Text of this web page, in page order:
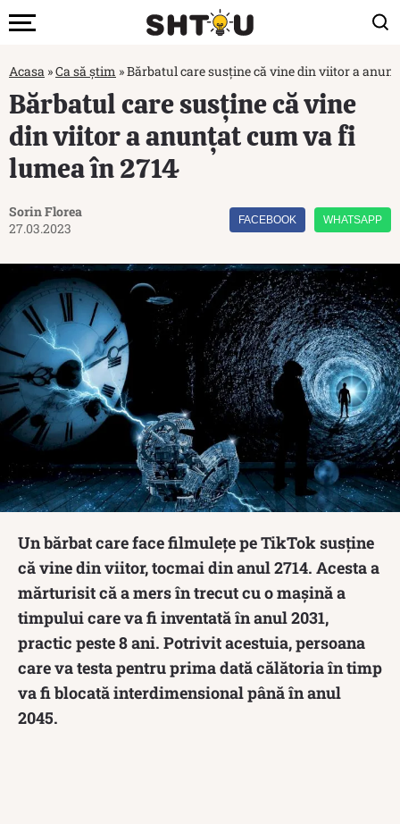
Acasa »Ca să știm »Bărbatul care susține că vine din viitor a
Bărbatul care susține că vine
din viitor a anunțat cum va fi
lumea în 2714
Sorin Florea
27.03.2023
FACEBOOK WHATSAPP
Un bărbat care face filmulețe pe TikTok susține
că vine din viitor, tocmai din anul 2714. Acesta a
mărturisit că a mers în trecut cu o mașină a
timpului care va fi inventată în anul 2031,
practic peste 8 ani. Potrivit acestuia, persoana
care va testa pentru prima dată călătoria în timp
va fi blocată interdimensional până în anul
2045.